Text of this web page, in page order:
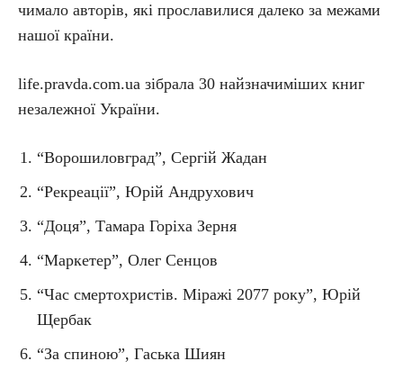
чимало авторів, які прославилися далеко за межами
нашої країни.
life.pravda.com.ua зібрала 30 найзначиміших книг
незалежної України.
“Ворошиловград”, Сергій Жадан
“Рекреації”, Юрій Андрухович
“Доця”, Тамара Горіха Зерня
“Маркетер”, Олег Сенцов
“Час смертохристів. Міражі 2077 року”, Юрій
Щербак
“За спиною”, Гаська Шиян